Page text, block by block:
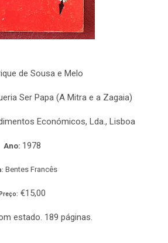
de Sousa e Melo
Ser Papa (A Mitra e a Zagaia)
Económicos, Lda., Lisboa
Ano: 1978
Bentes Francês
Preço: €15,00
estado. 189 páginas.